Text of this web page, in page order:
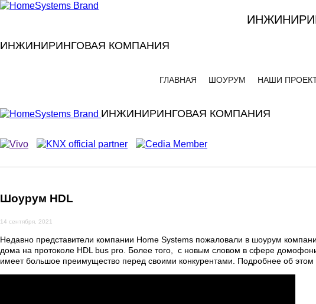
ИНЖИНИРИНГОВАЯ КОМПАНИЯ
ГЛАВНАЯ ШОУРУМ НАШИ
ИНЖИНИРИНГОВАЯ КОМПАНИЯ
Шоурум HDL
14 сентября, 2021
Недавно представители компании Home Systems пожаловали в шоурум
дома на протоколе HDL bus pro. Более того,
с новым словом в сфере
имеет большое преимущество перед своими конкурентами. Подробнее об